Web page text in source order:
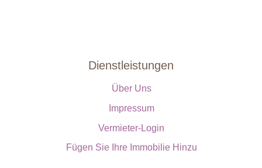
Dienstleistungen
Über Uns
Impressum
Vermieter-Login
Fügen Sie Ihre Immobilie Hinzu